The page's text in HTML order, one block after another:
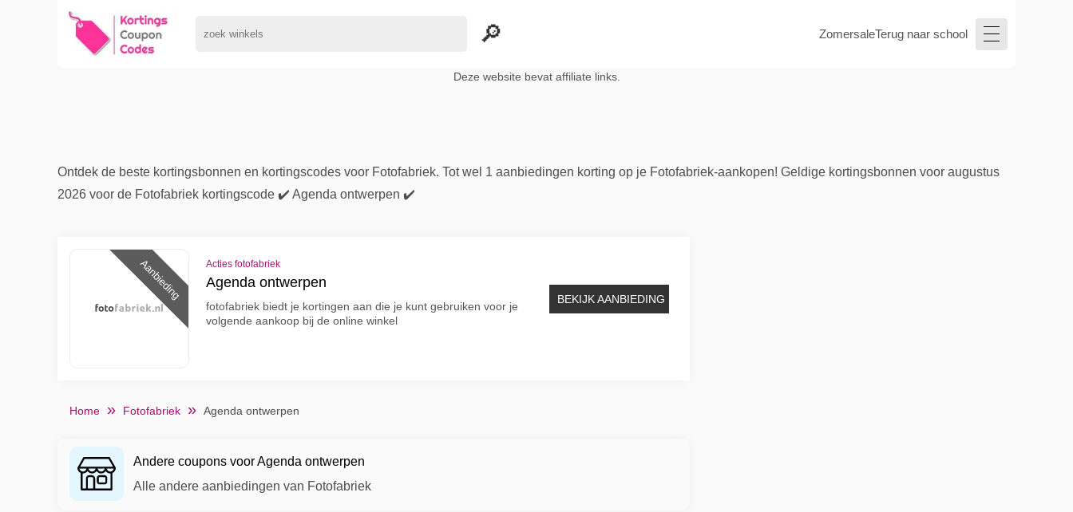
ZomersaleTerug naar school
Deze website bevat affiliate links.
Ontdek de beste kortingsbonnen en kortingscodes voor Fotofabriek. Tot wel 1 aanbiedingen korting op je Fotofabriek-aankopen! Geldige kortingsbonnen voor augustus
2026 voor de Fotofabriek kortingscode ✔️ Agenda ontwerpen ✔️
Aanbieding Acties fotofabriek
Agenda ontwerpen
fotofabriek biedt je kortingen aan die je kunt gebruiken voor je
volgende aankoop bij de online winkel
BEKIJK AANBIEDING
Home Fotofabriek Agenda ontwerpen
Andere coupons voor Agenda ontwerpen
Alle andere aanbiedingen van Fotofabriek